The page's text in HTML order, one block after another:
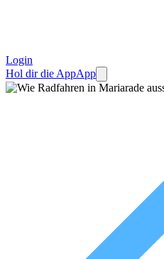
Login
Hol dir die AppApp